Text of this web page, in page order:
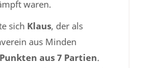
waren.
sich Klaus, der als
aus Minden
aus 7 Partien.